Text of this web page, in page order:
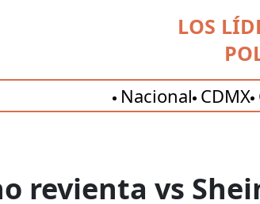
LOS
Nacional CDMX
revienta vs